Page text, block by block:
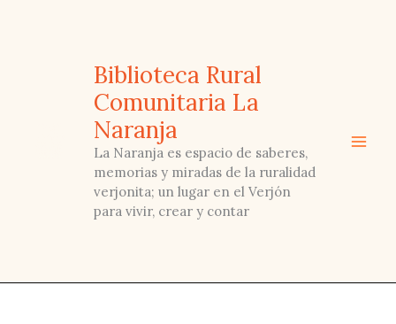
Biblioteca Rural
Comunitaria La
Naranja
La Naranja es espacio de saberes,
memorias y miradas de la ruralidad
verjonita; un lugar en el Verjón
para vivir, crear y contar